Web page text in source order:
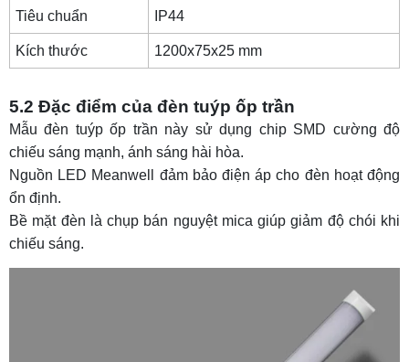
Tiêu chuẩn IP44
Kích thước 1200x75x25 mm
5.2 Đặc điểm của đèn tuýp ốp trần
Mẫu đèn tuýp ốp trần này sử dụng chip SMD cường độ
chiếu sáng mạnh, ánh sáng hài hòa.
Nguồn LED Meanwell đảm bảo điện áp cho đèn hoạt động
ổn định.
Bề mặt đèn là chụp bán nguyệt mica giúp giảm độ chói khi
chiếu sáng.